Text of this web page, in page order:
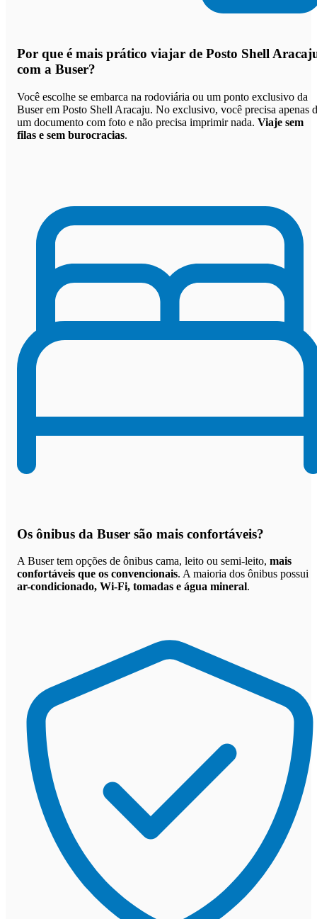
Por que é mais prático viajar de Posto Shell
com a Buser?
Você escolhe se embarca na rodoviária ou um ponto exclusivo da
Buser em Posto Shell Aracaju. No exclusivo, você precisa apenas
um documento com foto e não precisa imprimir nada. Viaje sem
filas e sem burocracias.
Os ônibus da Buser são mais confortáveis?
A Buser tem opções de ônibus cama, leito ou semi-leito, mais
confortáveis que os convencionais. A maioria dos ônibus possui
ar-condicionado, Wi-Fi, tomadas e água mineral.